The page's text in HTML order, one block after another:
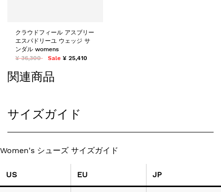
クラウドフィール アスブリー
エスパドリーユ ウェッジ サ
ンダル womens
¥ 36,300
Sale ¥ 25,410
関連商品
サイズガイド
Women's シューズ サイズガイド
US EU JP